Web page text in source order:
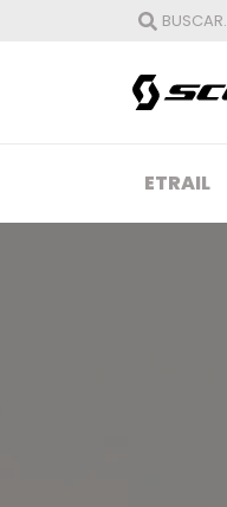
ETRAIL